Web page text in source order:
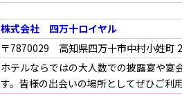
株式会社 四万十ロイヤル
〒7870029 高知県四万十市中村小姓町
ホテルならではの大人数での披露宴や宴
す。皆様の出会いの場所としてぜひご利